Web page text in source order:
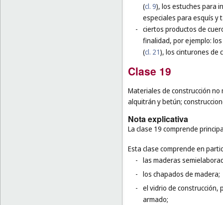
(cl. 9), los estuches para
especiales para esquís y
- ciertos productos de
finalidad, por ejemplo:
(cl. 21), los cinturones de
Clase 19
Materiales de construcción
alquitrán y betún;
Nota explicativa
La clase 19 comprende
Esta clase comprende en
- las maderas
- los chapados de madera;
- el vidrio de construcción,
armado;